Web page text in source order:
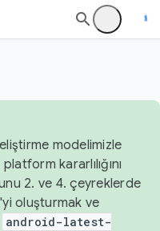
modelimizle
kararlılığını
2. ve 4. çeyreklerde
oluşturmak ve
android-latest-